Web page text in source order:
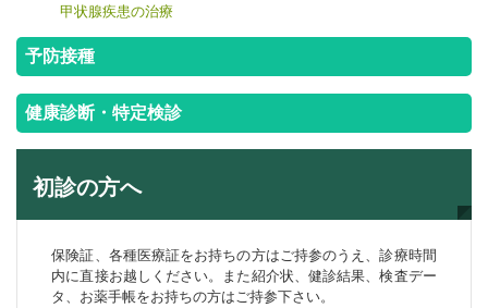
甲状腺疾患の治療
予防接種
健康診断・特定検診
初診の方へ
保険証、各種医療証をお持ちの方はご持参のうえ、診療時間
内に直接お越しください。また紹介状、健診結果、検査デー
タ、お薬手帳をお持ちの方はご持参下さい。